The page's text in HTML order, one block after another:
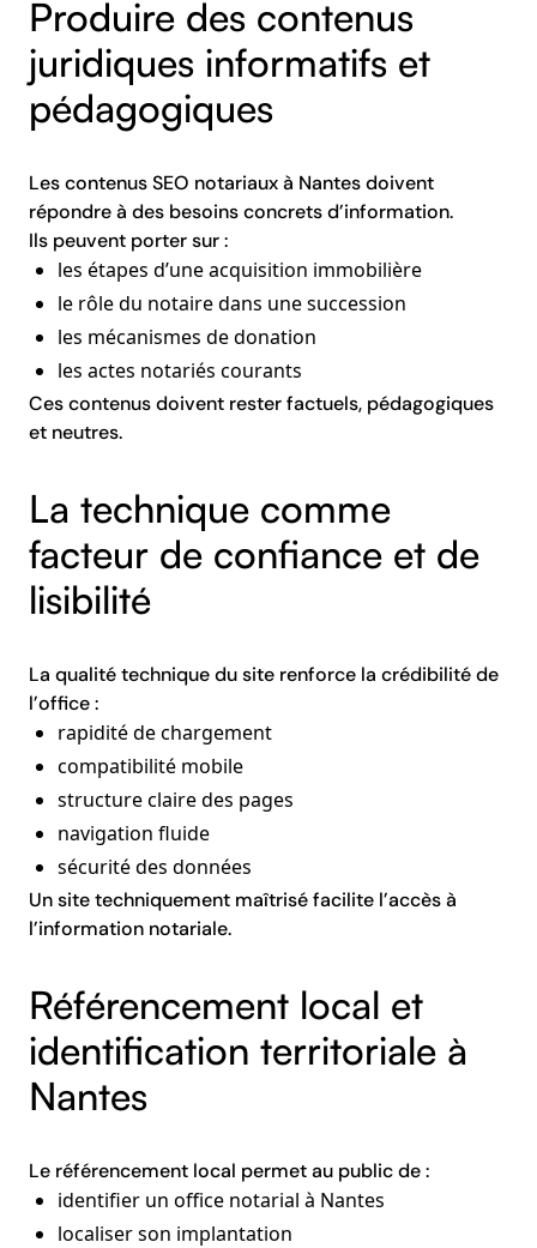
Produire des contenus
juridiques informatifs et
pédagogiques
Les contenus SEO notariaux à Nantes doivent
répondre à des besoins concrets d’information.
Ils peuvent porter sur :
les étapes d’une acquisition immobilière
le rôle du notaire dans une succession
les mécanismes de donation
les actes notariés courants
Ces contenus doivent rester factuels, pédagogiques
et neutres.
La technique comme
facteur de confiance et de
lisibilité
La qualité technique du site renforce la crédibilité de
l’office :
rapidité de chargement
compatibilité mobile
structure claire des pages
navigation fluide
sécurité des données
Un site techniquement maîtrisé facilite l’accès à
l’information notariale.
Référencement local et
identification territoriale à
Nantes
Le référencement local permet au public de :
identifier un office notarial à Nantes
localiser son implantation